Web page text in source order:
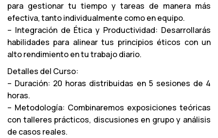
para gestionar tu tiempo y tareas de manera más
efectiva, tanto individualmente como en equipo.
– Integración de Ética y Productividad: Desarrollarás
habilidades para alinear tus principios éticos con un
alto rendimiento en tu trabajo diario.
Detalles del Curso:
– Duración: 20 horas distribuidas en 5 sesiones de 4
horas.
– Metodología: Combinaremos exposiciones teóricas
con talleres prácticos, discusiones en grupo y análisis
de casos reales.